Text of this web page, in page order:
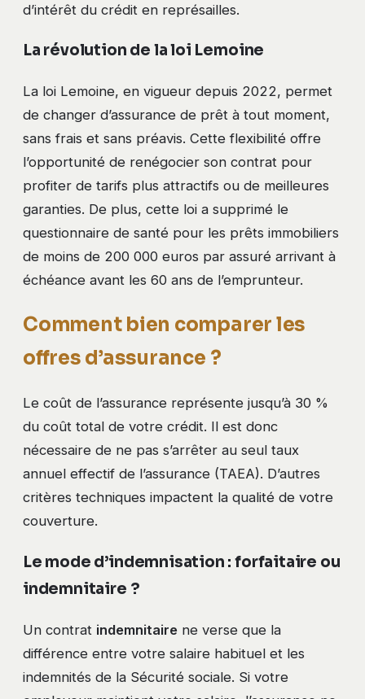
d’intérêt du crédit en représailles.
La révolution de la loi Lemoine
La loi Lemoine, en vigueur depuis 2022, permet
de changer d’assurance de prêt à tout moment,
sans frais et sans préavis. Cette flexibilité offre
l’opportunité de renégocier son contrat pour
profiter de tarifs plus attractifs ou de meilleures
garanties. De plus, cette loi a supprimé le
questionnaire de santé pour les prêts immobiliers
de moins de 200 000 euros par assuré arrivant à
échéance avant les 60 ans de l’emprunteur.
Comment bien comparer les
offres d’assurance ?
Le coût de l’assurance représente jusqu’à 30 %
du coût total de votre crédit. Il est donc
nécessaire de ne pas s’arrêter au seul taux
annuel effectif de l’assurance (TAEA). D’autres
critères techniques impactent la qualité de votre
couverture.
Le mode d’indemnisation : forfaitaire ou
indemnitaire ?
Un contrat indemnitaire ne verse que la
différence entre votre salaire habituel et les
indemnités de la Sécurité sociale. Si votre